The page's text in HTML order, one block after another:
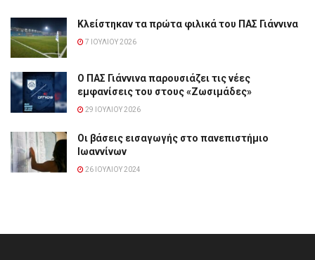
Κλείστηκαν τα πρώτα φιλικά του ΠΑΣ Γιάννινα
7 ΙΟΥΛΊΟΥ 2026
Ο ΠΑΣ Γιάννινα παρουσιάζει τις νέες
εμφανίσεις του στους «Ζωσιμάδες»
29 ΙΟΥΛΊΟΥ 2026
Οι βάσεις εισαγωγής στο πανεπιστήμιο
Ιωαννίνων
26 ΙΟΥΛΊΟΥ 2024